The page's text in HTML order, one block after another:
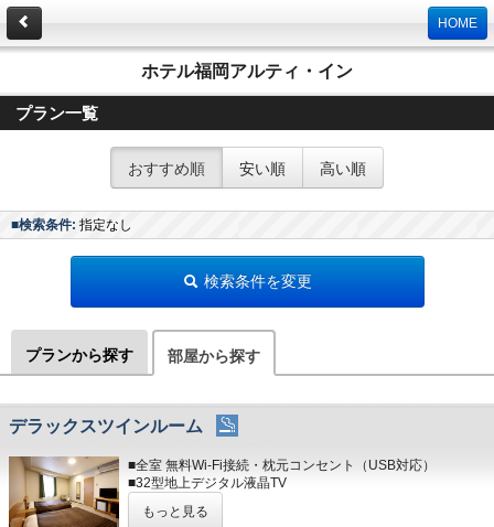
HOME
ホテル福岡アルティ・イン
プラン一覧
おすすめ順 安い順 高い順
■検索条件: 指定なし
検索条件を変更
プランから探す 部屋から探す
デラックスツインルーム
■全室 無料Wi-Fi接続・枕元コンセント（USB対応）
■32型地上デジタル液晶TV
■人感センサー付きウォシュレット
もっと見る